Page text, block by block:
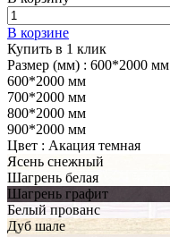
В корзине
Купить в 1 клик
Размер (мм) : 600*2000 мм
600*2000 мм
700*2000 мм
800*2000 мм
900*2000 мм
Цвет : Акация темная
Ясень снежный
Шагрень белая
Шагрень графит
Белый прованс
Дуб шале